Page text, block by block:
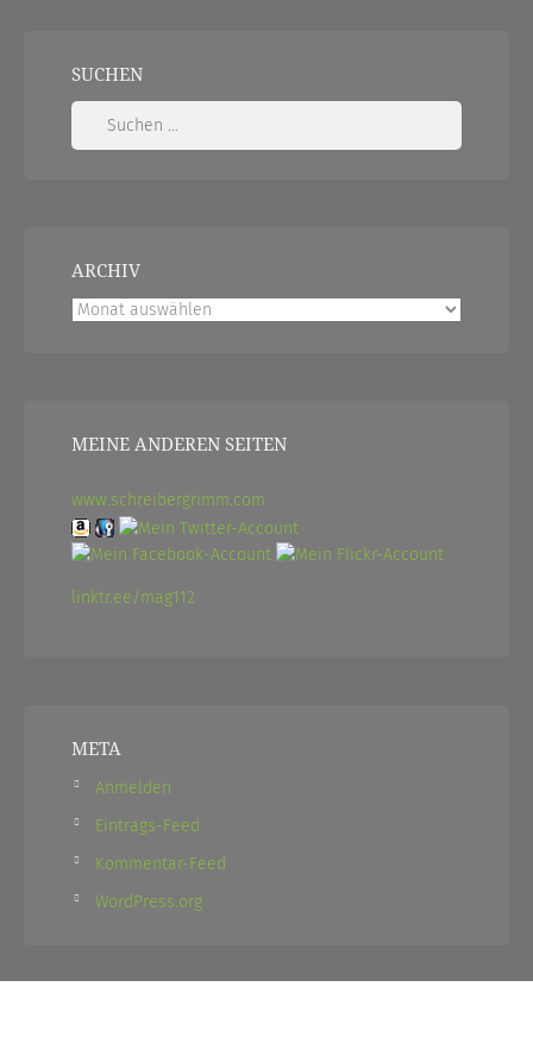
SUCHEN
Suchen
ARCHIV
Archiv
MEINE ANDEREN SEITEN
www.schreibergrimm.com
linktr.ee/mag112
META
Anmelden
Eintrags-Feed
Kommentar-Feed
WordPress.org